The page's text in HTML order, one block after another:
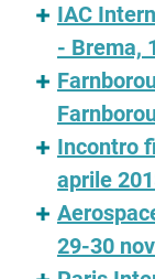
IAC
- Brema,
Incontro
aprile
29-30